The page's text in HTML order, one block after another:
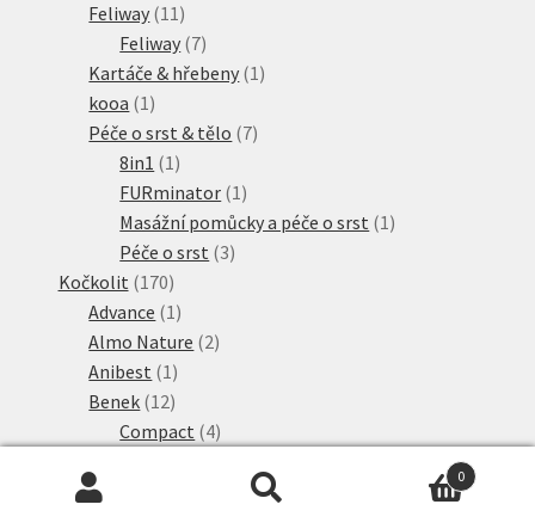
Feliway 11 11
produktů
Feliway 77
produktů
Kartáče & hřebeny 1 1
kooa 1 1
produkt
Péče o srst & tělo 77
8in1 1 1
produkt
FURminator 1 1
produkt
Masážní pomůcky a péče o srst 1 1
Péče o srst 33
Kočkolit 170170
produktů
Advance 1 1
produkt
Almo Nature 22
Anibest 1 1
produkt
Benek 1212
produktů
Compact 44
produktů
0